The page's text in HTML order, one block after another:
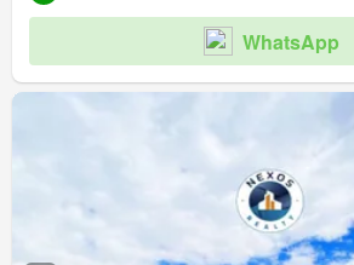
WhatsApp